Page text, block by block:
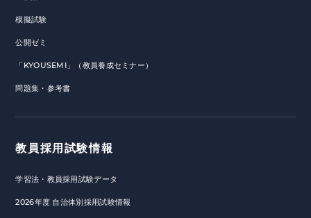
模擬試験
公開ゼミ
「KYOUSEMI」（教員養成セミナー）
問題集・参考書
教員採用試験情報
学習法・教員採用試験データ
2026年度 自治体別採用試験情報